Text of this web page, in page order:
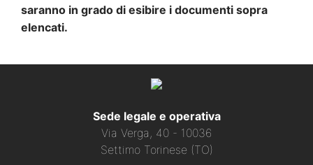
saranno in grado di esibire i documenti sopra
elencati.
Sede legale e operativa
Via Verga, 40 - 10036
Settimo Torinese (TO)